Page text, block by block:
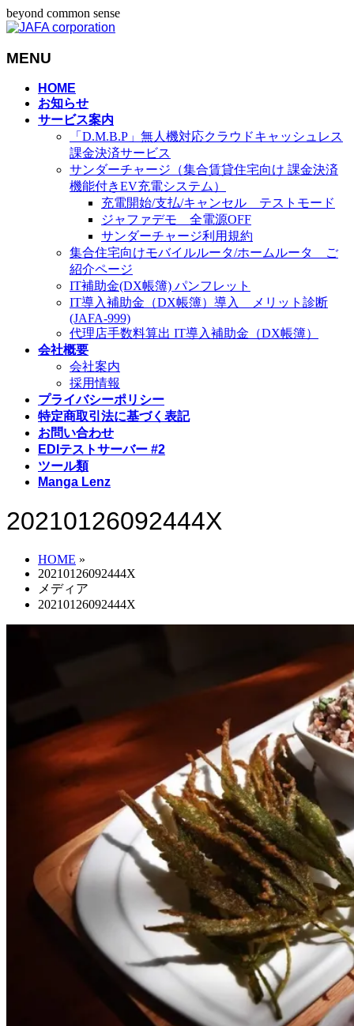
beyond common sense
MENU
HOME
お知らせ
サービス案内
「D.M.B.P」無人機対応クラウドキャッシュレス
課金決済サービス
サンダーチャージ（集合賃貸住宅向け 課金決済
機能付きEV充電システム）
充電開始/支払/キャンセル テストモード
ジャファデモ 全電源OFF
サンダーチャージ利用規約
集合住宅向けモバイルルータ/ホームルータ ご
紹介ページ
IT補助金(DX帳簿) パンフレット
IT導入補助金（DX帳簿）導入 メリット診断
(JAFA-999)
代理店手数料算出 IT導入補助金（DX帳簿）
会社概要
会社案内
採用情報
プライバシーポリシー
特定商取引法に基づく表記
お問い合わせ
EDIテストサーバー #2
ツール類
Manga Lenz
20210126092444X
HOME »
20210126092444X
メディア
20210126092444X